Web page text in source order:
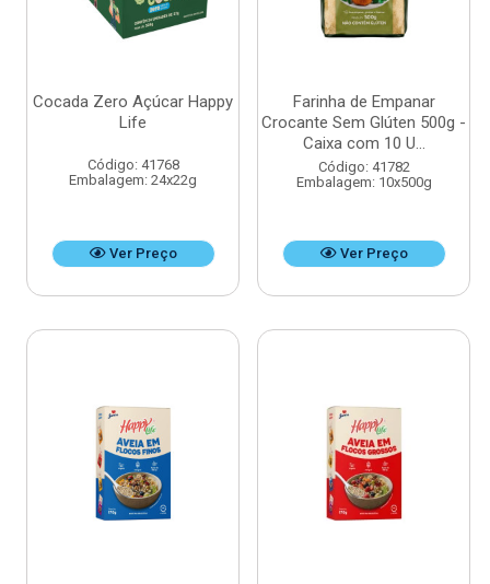
Cocada Zero Açúcar Happy
Life
Código: 41768
Embalagem: 24x22g
Ver Preço
Farinha de Empanar
Crocante Sem Glúten 500g -
Caixa com 10 U...
Código: 41782
Embalagem: 10x500g
Ver Preço